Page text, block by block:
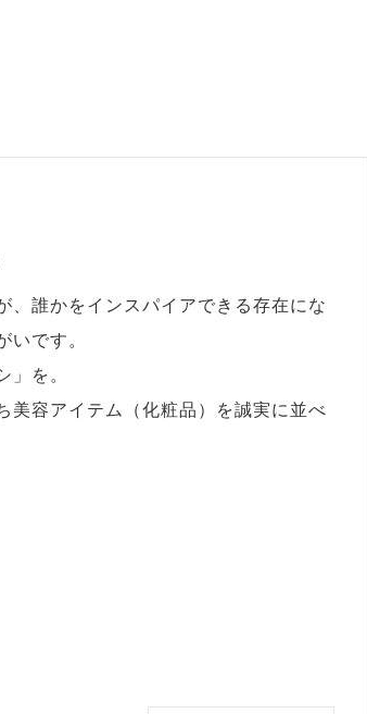
、誰かをインスパイアできる存在にな
いです。
」を。
美容アイテム（化粧品）を誠実に並べ